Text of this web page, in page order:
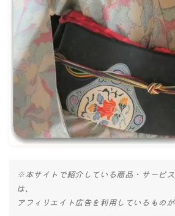
ナナちゃん人形
※本サイトで紹介している商品・サービ
は、
アフィリエイト広告を利用しているもの